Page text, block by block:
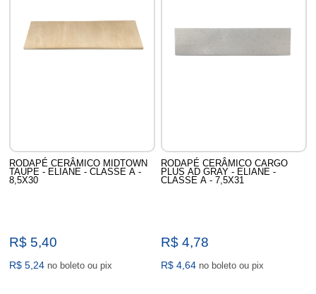
RODAPÉ CERÂMICO MIDTOWN
TAUPE - ELIANE - CLASSE A -
8,5X30
R$ 5,40
R$ 5,24 no boleto ou pix
RODAPÉ CERÂMICO CARGO
PLUS AD GRAY - ELIANE -
CLASSE A - 7,5X31
R$ 4,78
R$ 4,64 no boleto ou pix